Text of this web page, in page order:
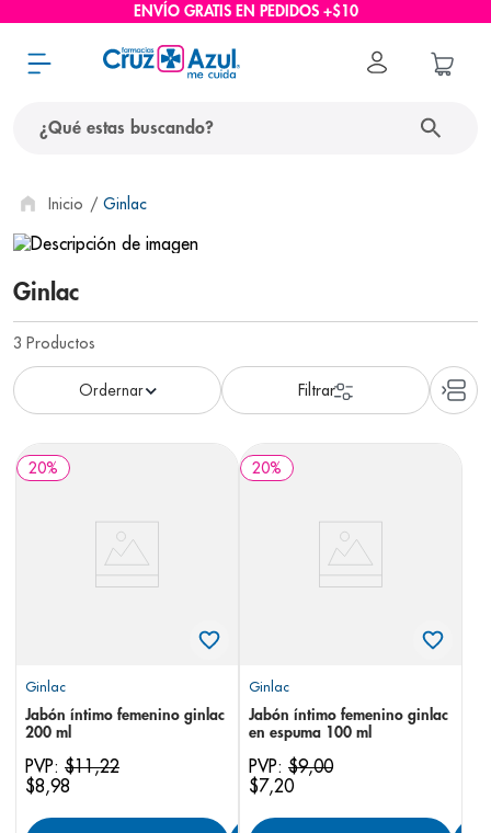
ENVÍO GRATIS EN PEDIDOS +$10
Ginlac
Ginlac
3 Productos
20%
Ginlac
Jabón íntimo femenino ginlac
200 ml
PVP: $11,22
$8,98
20%
Ginlac
Jabón íntimo femenino ginlac
en espuma 100 ml
PVP: $9,00
$7,20
términos más buscados
1. protector solar
2. pañales
3. eucerin
4. cerave
nivea
6. shampoo
7.
pediasure
desodorante